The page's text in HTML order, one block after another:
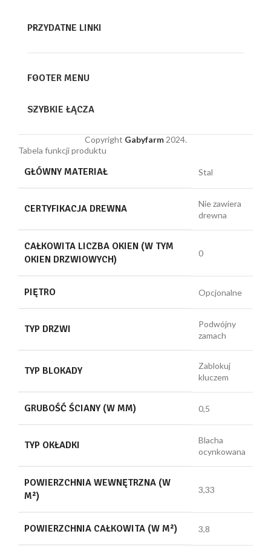
PRZYDATNE LINKI
FOOTER MENU
SZYBKIE ŁĄCZA
Copyright Gabyfarm 2024.
Tabela funkcji produktu
GŁÓWNY MATERIAŁ Stal
CERTYFIKACJA DREWNA
Nie zawiera
drewna
CAŁKOWITA LICZBA OKIEN (W TYM
OKIEN DRZWIOWYCH)
0
PIĘTRO Opcjonalne
TYP DRZWI
Podwójny
zamach
TYP BLOKADY
Zablokuj
kluczem
GRUBOŚĆ ŚCIANY (W MM) 0,5
TYP OKŁADKI
Blacha
ocynkowana
POWIERZCHNIA WEWNĘTRZNA (W
M²)
3,33
POWIERZCHNIA CAŁKOWITA (W M²) 3,8